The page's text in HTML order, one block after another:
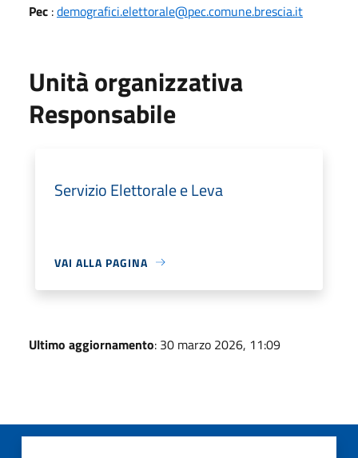
Pec :demografici.elettorale@pec.comune.brescia.it
Unità organizzativa
Responsabile
Servizio Elettorale e Leva
VAI ALLA PAGINA
Ultimo aggiornamento: 30 marzo 2026, 11:09